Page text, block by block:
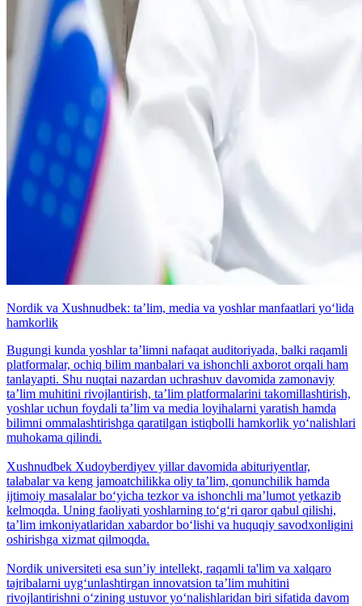
Nordik va Xushnudbek: taʼlim, media va yoshlar manfaatlari yo‘lida
hamkorlik
Bugungi kunda yoshlar taʼlimni nafaqat auditoriyada, balki raqamli
platformalar, ochiq bilim manbalari va ishonchli axborot orqali ham
tanlayapti. Shu nuqtai nazardan uchrashuv davomida zamonaviy
taʼlim muhitini rivojlantirish, taʼlim platformalarini takomillashtirish,
yoshlar uchun foydali taʼlim va media loyihalarni yaratish hamda
bilimni ommalashtirishga qaratilgan istiqbolli hamkorlik yo‘nalishlari
muhokama qilindi.
Xushnudbek Xudoyberdiyev yillar davomida abituriyentlar,
talabalar va keng jamoatchilikka oliy taʼlim, qonunchilik hamda
ijtimoiy masalalar bo‘yicha tezkor va ishonchli maʼlumot yetkazib
kelmoqda. Uning faoliyati yoshlarning to‘g‘ri qaror qabul qilishi,
taʼlim imkoniyatlaridan xabardor bo‘lishi va huquqiy savodxonligini
oshirishga xizmat qilmoqda.
Nordik universiteti esa sunʼiy intellekt, raqamli ta'lim va xalqaro
tajribalarni uyg‘unlashtirgan innovatsion taʼlim muhitini
rivojlantirishni o‘zining ustuvor yo‘nalishlaridan biri sifatida davom